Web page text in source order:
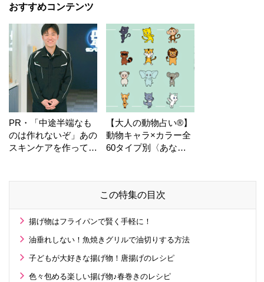
おすすめコンテンツ
PR・「中途半端なも
のは作れないぞ」あの
スキンケアを作ってい
【大人の動物占い®】
動物キャラ×カラー全
60タイプ別〈あなた
この特集の目次
揚げ物はフライパンで賢く手軽に！
油垂れしない！魚焼きグリルで油切りする方法
子どもが大好きな揚げ物！唐揚げのレシピ
色々包める楽しい揚げ物♪春巻きのレシピ